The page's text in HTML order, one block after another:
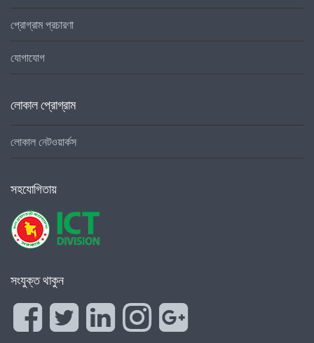
প্রোগ্রাম প্রচারণা
যোগাযোগ
লোকাল প্রোগ্রাম
লোকাল নেটওয়ার্কস
সহযোগিতায়
সংযুক্ত থাকুন